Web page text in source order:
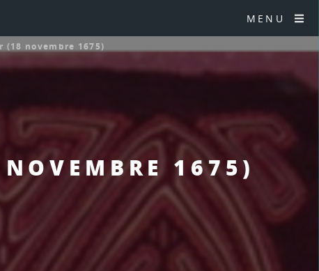
MENU
1675)
(18 novembre 1675)